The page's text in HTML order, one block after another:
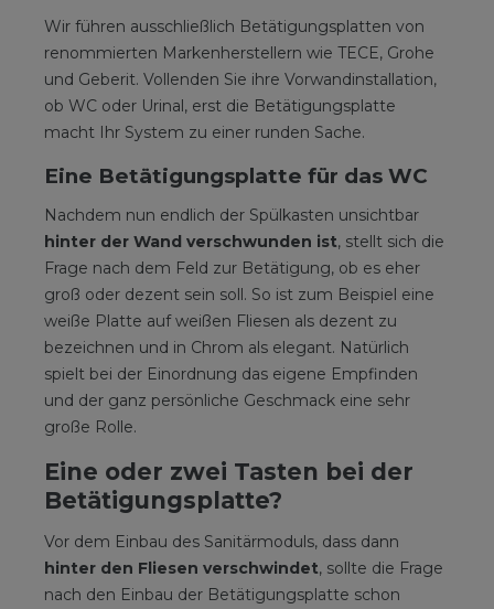
Wir führen ausschließlich Betätigungsplatten von
renommierten Markenherstellern wie TECE, Grohe
und Geberit. Vollenden Sie ihre Vorwandinstallation,
ob WC oder Urinal, erst die Betätigungsplatte
macht Ihr System zu einer runden Sache.
Eine Betätigungsplatte für das WC
Nachdem nun endlich der Spülkasten unsichtbar
hinter der Wand verschwunden ist, stellt sich die
Frage nach dem Feld zur Betätigung, ob es eher
groß oder dezent sein soll. So ist zum Beispiel eine
weiße Platte auf weißen Fliesen als dezent zu
bezeichnen und in Chrom als elegant. Natürlich
spielt bei der Einordnung das eigene Empfinden
und der ganz persönliche Geschmack eine sehr
große Rolle.
Eine oder zwei Tasten bei der
Betätigungsplatte?
Vor dem Einbau des Sanitärmoduls, dass dann
hinter den Fliesen verschwindet, sollte die Frage
nach den Einbau der Betätigungsplatte schon